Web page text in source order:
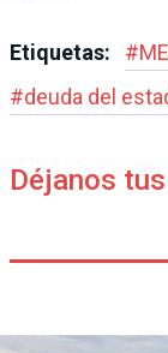
Etiquetas: #
#deuda del
Déjanos